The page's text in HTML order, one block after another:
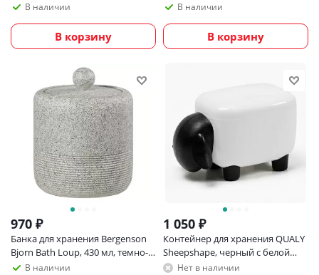
В наличии
В корзину
В наличии
В корзину
970 ₽
Банка для хранения Bergenson
Bjorn Bath Loup, 430 мл, темно-
сераяВ наличии
1 050 ₽
Контейнер для хранения QUALY
Sheepshape, черный с белой
крышкой
Нет в наличии